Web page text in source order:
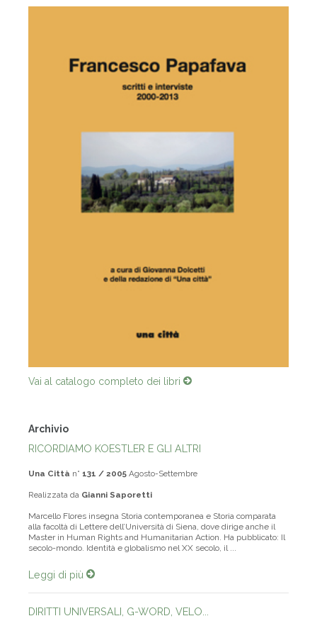
Vai al catalogo completo dei libri
Archivio
RICORDIAMO KOESTLER E GLI ALTRI
131 / 2005 Agosto-Settembre
Gianni Saporetti
Marcello Flores insegna Storia contemporanea e Storia comparata
alla facoltà di Lettere dell’Università di Siena, dove dirige anche il
Master in Human Rights and Humanitarian Action. Ha pubblicato: Il
secolo-mondo. Identità e globalismo nel XX secolo, il ...
Leggi di più
DIRITTI UNIVERSALI, G-WORD, VELO...